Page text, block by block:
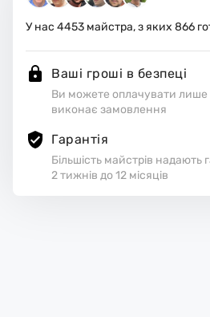
У нас 4453 майстра, з яких 866
Ваші гроші в безпеці
Ви можете оплачувати лише
виконає замовлення
Гарантія
Більшість майстрів надають
2 тижнів до 12 місяців